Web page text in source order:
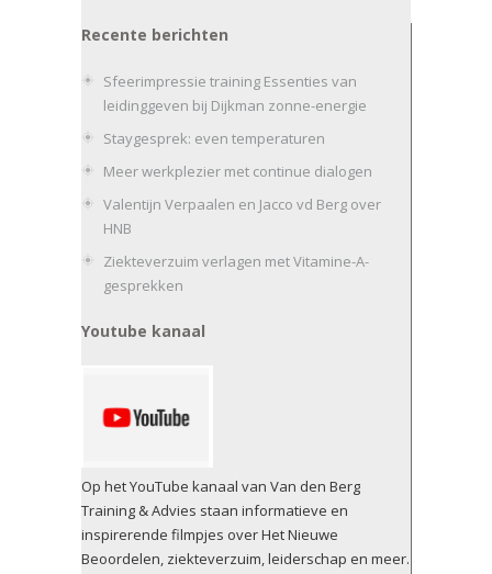
Recente berichten
Sfeerimpressie training Essenties van
leidinggeven bij Dijkman zonne-energie
Staygesprek: even temperaturen
Meer werkplezier met continue dialogen
Valentijn Verpaalen en Jacco vd Berg over
HNB
Ziekteverzuim verlagen met Vitamine-A-
gesprekken
Youtube kanaal
Op het YouTube kanaal van Van den Berg
Training & Advies staan informatieve en
inspirerende filmpjes over Het Nieuwe
Beoordelen, ziekteverzuim, leiderschap en meer.